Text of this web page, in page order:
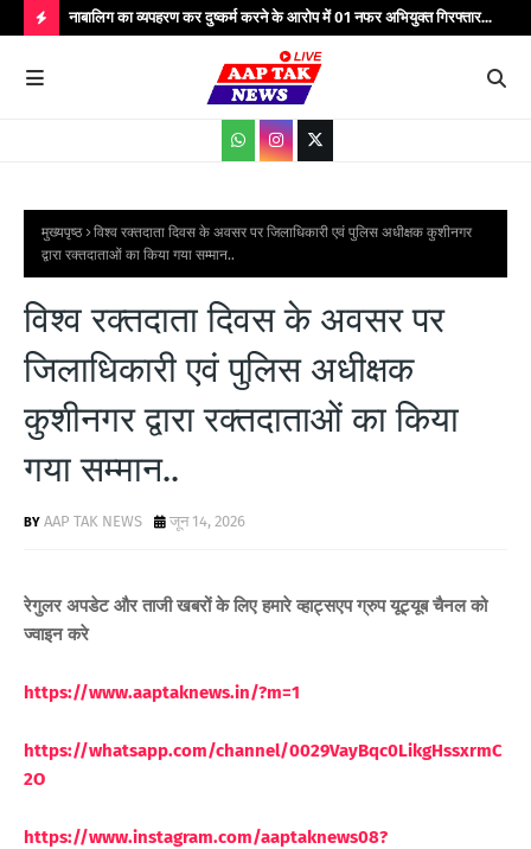
O
S
S
नाबालिग का व्यपहरण कर दुष्कर्म करने के आरोप में 01 नफर अभियुक्त गिरफ्तार...
मुख्यपृष्ठ
विश्व रक्तदाता दिवस के अवसर पर जिलाधिकारी एवं पुलिस अधीक्षक कुशीनगर
द्वारा रक्तदाताओं का किया गया सम्मान..
विश्व रक्तदाता दिवस के अवसर पर
जिलाधिकारी एवं पुलिस अधीक्षक
कुशीनगर द्वारा रक्तदाताओं का किया
गया सम्मान..
AAP TAK NEWS जून 14, 2026
रेगुलर अपडेट और ताजी खबरों के लिए हमारे व्हाट्सएप ग्रुप यूट्यूब चैनल को
ज्वाइन करे
https://www.aaptaknews.in/?m=1
https://whatsapp.com/channel/0029VayBqc0LikgHssxrmC
2O
https://www.instagram.com/aaptaknews08?